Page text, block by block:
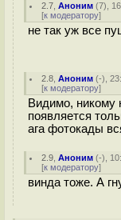
2.7 ,Аноним (7),
[к модератору]
не так уж все
2.8 ,Аноним (-),
[к модератору]
Видимо, никому
появляется
ага фотокады
2.9 ,Аноним (-),
[к модератору]
винда тоже. А